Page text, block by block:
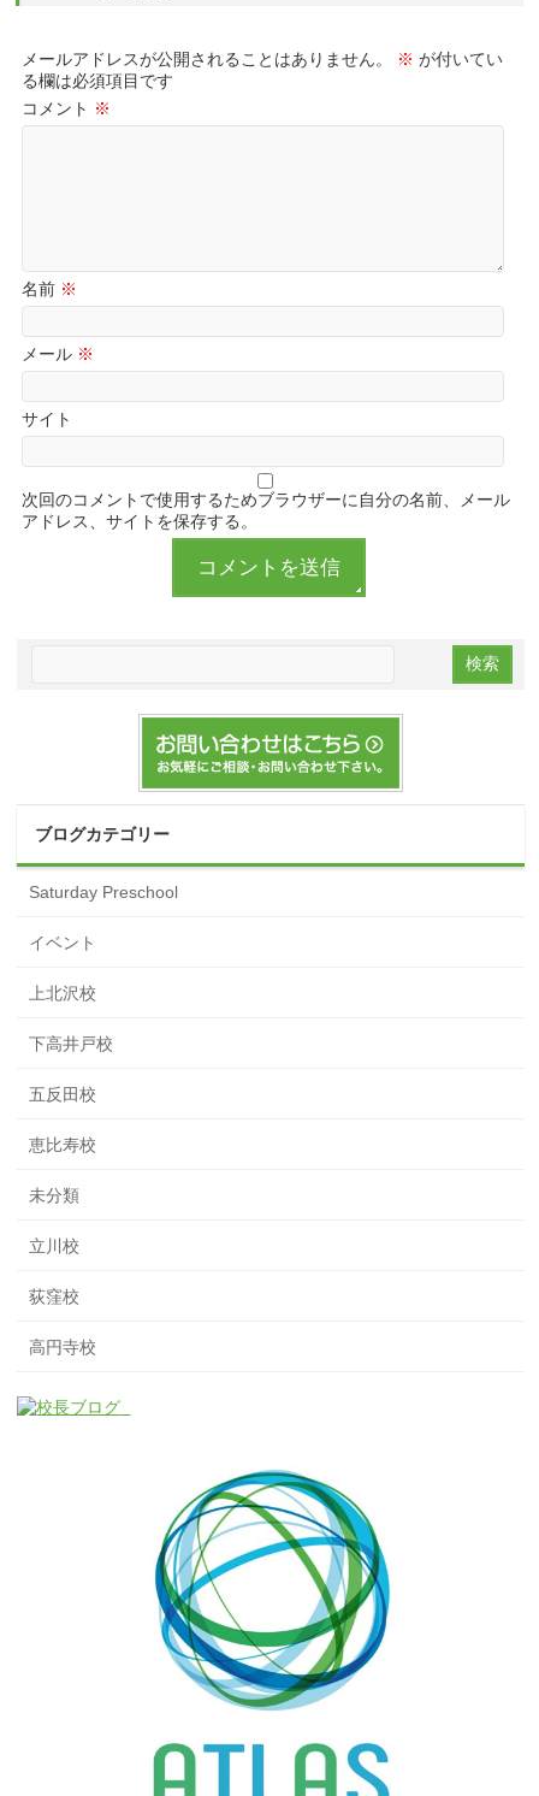
メールアドレスが公開されることはありません。 ※ が付いてい
る欄は必須項目です
コメント ※
名前 ※
メール ※
サイト
次回のコメントで使用するためブラウザーに自分の名前、メール
アドレス、サイトを保存する。
ブログカテゴリー
Saturday Preschool
イベント
上北沢校
下高井戸校
五反田校
恵比寿校
未分類
立川校
荻窪校
高円寺校